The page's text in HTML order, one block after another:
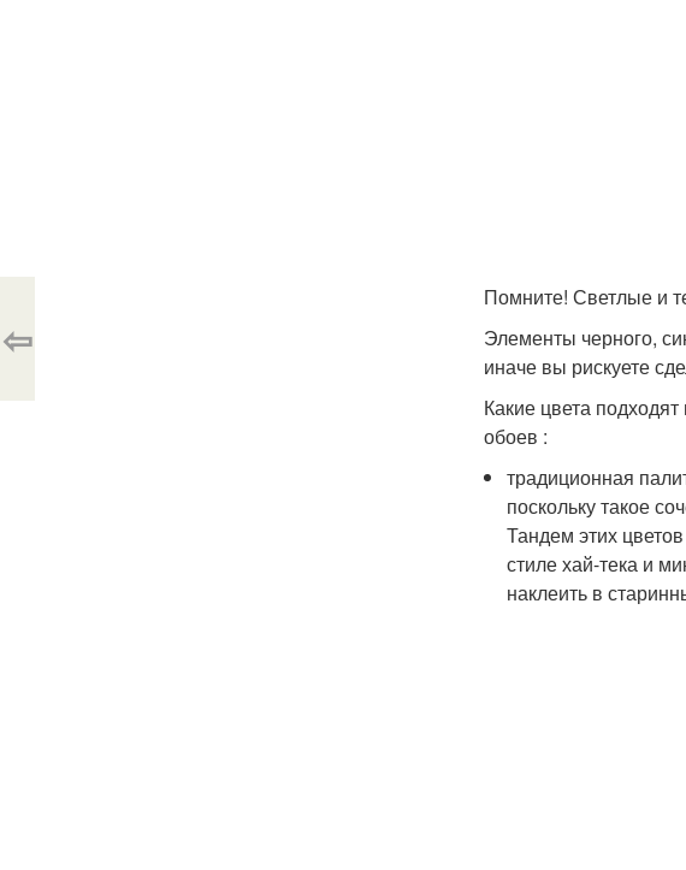
Помните! Светлые и
Элементы черного,
иначе вы рискуете
Какие цвета
обоев :
традиционная
поскольку такое
Тандем этих
стиле хай-тека и
наклеить в
⇦